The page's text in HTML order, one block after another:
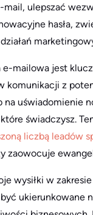
ulepszać
hasła,
e-mailowa jest
komunikacji z
na uświadomienie
świadczysz.
liczbą leadów
zaowocuje
wysiłki w
ukierunkowane